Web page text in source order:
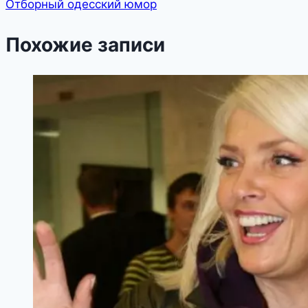
Отборный одесский юмор
Похожие записи